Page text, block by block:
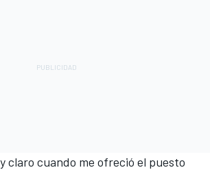
claro cuando me ofreció el puesto